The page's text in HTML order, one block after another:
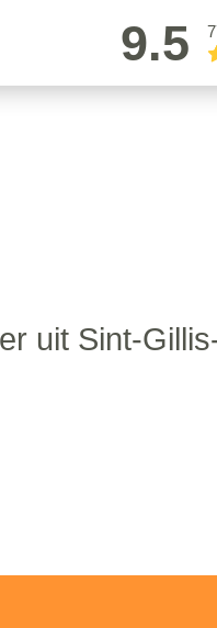
9.5
uit Sint-